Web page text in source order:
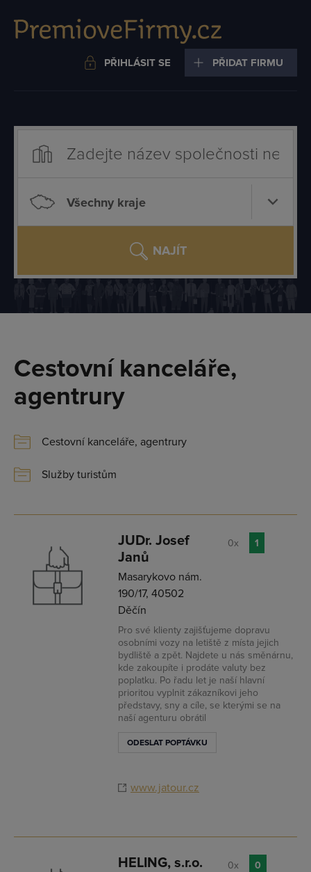
PŘIHLÁSIT SE PŘIDAT FIRMU
Všechny kraje
NAJÍT
Cestovní kanceláře,
agentrury
Cestovní kanceláře, agentrury
Služby turistům
JUDr. Josef
Janů
Masarykovo nám.
190/17, 40502
Děčín
Pro své klienty zajišťujeme dopravu
osobními vozy na letiště z místa jejich
bydliště a zpět. Najdete u nás směnárnu,
kde zakoupíte i prodáte valuty bez
poplatku. Po řadu let je naší hlavní
prioritou vyplnit zákazníkovi jeho
představy, sny a cíle, se kterými se na
naší agenturu obrátil
ODESLAT POPTÁVKU
www.jatour.cz
0x 1
HELING, s.r.o. 0x 0